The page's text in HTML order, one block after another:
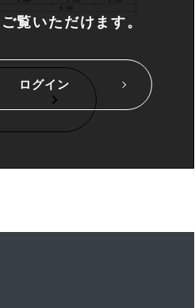
ご覧いただけます。
ログイン